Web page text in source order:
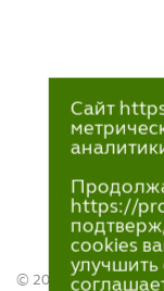
© 2021—2023
Сайт
https://
cookies
улучшить